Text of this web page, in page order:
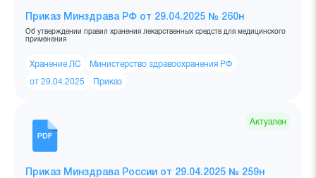
Приказ Минздрава РФ от 29.04.2025 № 260н
Об утверждении правил хранения лекарственных средств для медицинского
применения
Хранение ЛС Министерство здравоохранения РФ
от 29.04.2025 Приказ
Актуален
Приказ Минздрава России от 29.04.2025 № 259н